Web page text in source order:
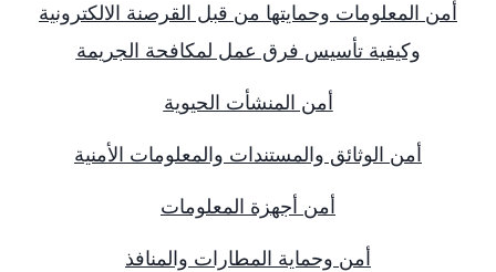
أمن المعلومات وحمايتها من قبل القرصنة الالكترونية
وكيفية تأسيس فرق عمل لمكافحة الجريمة
أمن المنشأت الحيوية
أمن الوثائق والمستندات والمعلومات الأمنية
أمن أجهزة المعلومات
أمن وحماية المطارات والمنافذ